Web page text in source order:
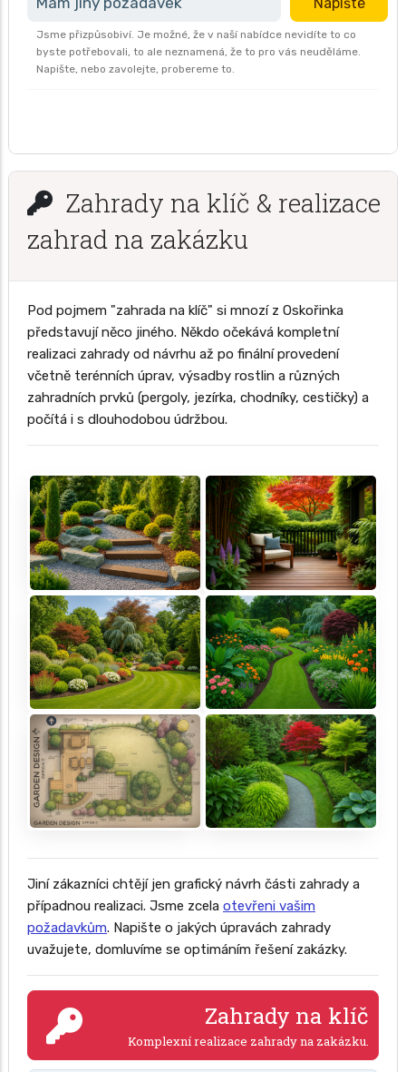
Jsme přizpůsobiví. Je možné, že v naší nabídce nevidíte to co
byste potřebovali, to ale neznamená, že to pro vás neuděláme.
Napište, nebo zavolejte, probereme to.
Zahrady na klíč & realizace
zahrad na zakázku
Pod pojmem "zahrada na klíč" si mnozí z Oskořinka
představují něco jiného. Někdo očekává kompletní
realizaci zahrady od návrhu až po finální provedení
včetně terénních úprav, výsadby rostlin a různých
zahradních prvků (pergoly, jezírka, chodníky, cestičky) a
počítá i s dlouhodobou údržbou.
Jiní zákazníci chtějí jen grafický návrh části zahrady a
případnou realizaci. Jsme zcela otevřeni vašim
požadavkům. Napište o jakých úpravách zahrady
uvažujete, domluvíme se optimáním řešení zakázky.
Zahrady na klíč
Komplexní realizace zahrady na zakázku.